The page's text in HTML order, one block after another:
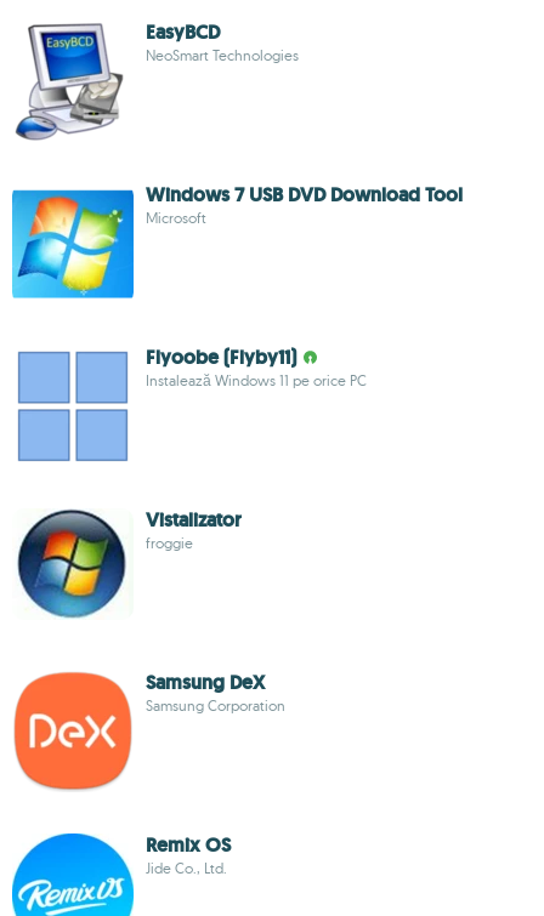
EasyBCD
NeoSmart Technologies
Windows 7 USB DVD Download Tool
Microsoft
Flyoobe (Flyby11)
Instalează Windows 11 pe orice PC
Vistalizator
froggie
Samsung DeX
Samsung Corporation
Remix OS
Jide Co., Ltd.